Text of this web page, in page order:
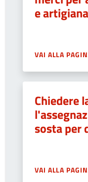
e
VAI ALLA
Chiedere
sosta per
VAI ALLA